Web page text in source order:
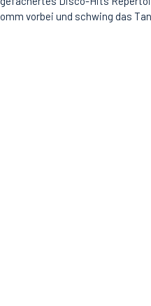
vorbei und schwing das